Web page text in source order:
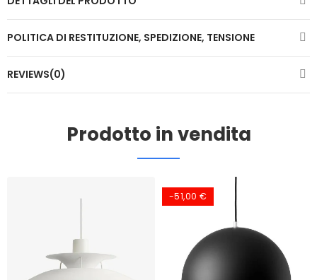
POLITICA DI RESTITUZIONE, SPEDIZIONE, TENSIONE
REVIEWS(0)
Prodotto in vendita
-51,00 €